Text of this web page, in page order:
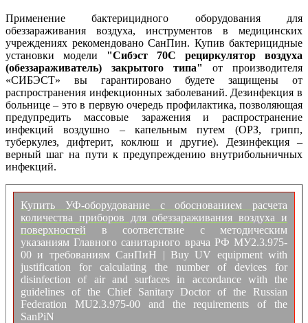
Применение бактерицидного оборудования для
обеззараживания воздуха, инструментов в медицинских
учреждениях рекомендовано СанПин. Купив бактерицидные
установки модели "Сибэст 70С рециркулятор воздуха
(обеззараживатель) закрытого типа"
от производителя
«СИБЭСТ» вы гарантировано будете защищены от
распространения инфекционных заболеваний. Дезинфекция в
больнице – это в первую очередь профилактика, позволяющая
предупредить массовые заражения и распространение
инфекций воздушно – капельным путем (ОРЗ, грипп,
туберкулез, дифтерит, коклюш и другие). Дезинфекция –
верный шаг на пути к предупреждению внутрибольничных
инфекций.
Купить УФ-оборудование с обоснованием расчета
количества приборов для обеззараживания воздуха и
поверхностей в соответствие с методическим
указаниям Главного санитарного врача РФ МУ2.3.975-
00 и требованиям СанПиН | Buy UV equipment with
justification for calculating the number of devices for
disinfection of air and surfaces in accordance with the
guidelines of the Chief Sanitary Doctor of the Russian
Federation MU2.3.975-00 and the requirements of the
SanPiN